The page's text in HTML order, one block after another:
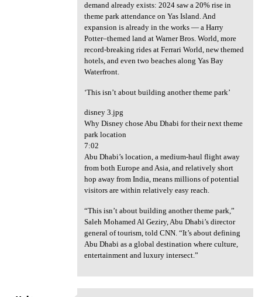
demand already exists: 2024 saw a 20% rise in
theme park attendance on Yas Island. And
expansion is already in the works — a Harry
Potter–themed land at Warner Bros. World, more
record-breaking rides at Ferrari World, new themed
hotels, and even two beaches along Yas Bay
Waterfront.
‘This isn’t about building another theme park’
disney 3.jpg
Why Disney chose Abu Dhabi for their next theme
park location
7:02
Abu Dhabi’s location, a medium-haul flight away
from both Europe and Asia, and relatively short
hop away from India, means millions of potential
visitors are within relatively easy reach.
“This isn’t about building another theme park,”
Saleh Mohamed Al Geziry, Abu Dhabi’s director
general of tourism, told CNN. “It’s about defining
Abu Dhabi as a global destination where culture,
entertainment and luxury intersect.”